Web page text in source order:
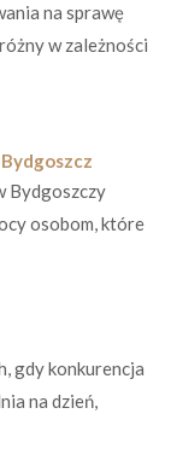
na sprawę
w zależności
Bydgoszczy
osobom, które
gdy konkurencja
na dzień,